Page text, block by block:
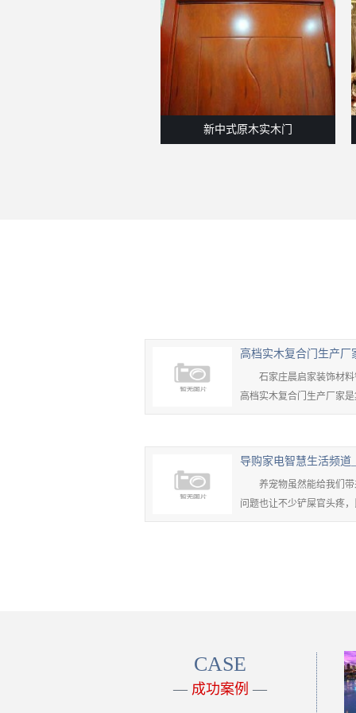
新中式原木实木门
高档实木复合门生产厂
石家庄晨启家装饰材料
高档实木复合门生产厂家
企......
导购家电智慧生活频道
养宠物虽然能给我们带
问题也让不少铲屎官头疼
飘散......
CASE
— 成功案例 —